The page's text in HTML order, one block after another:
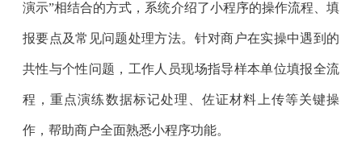
演示”相结合的方式，系统介绍了小程序的操作流程、填
报要点及常见问题处理方法。针对商户在实操中遇到的
共性与个性问题，工作人员现场指导样本单位填报全流
程，重点演练数据标记处理、佐证材料上传等关键操
作，帮助商户全面熟悉小程序功能。